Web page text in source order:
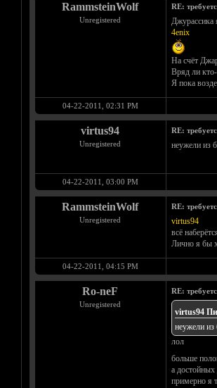
RammsteinWolf
Unregistered
RE:
Джурассика
4enix
На счёт
Вряд ли
Я пока
04-22-2011, 02:31 PM
virtus94
Unregistered
RE:
неужели из
04-22-2011, 03:00 PM
RammsteinWolf
Unregistered
RE:
virtus94
всё
Лично я бы
04-22-2011, 04:15 PM
Ro-neF
Unregistered
RE:
virtus94
неужели из
лол
больше
а достойных
примерно я